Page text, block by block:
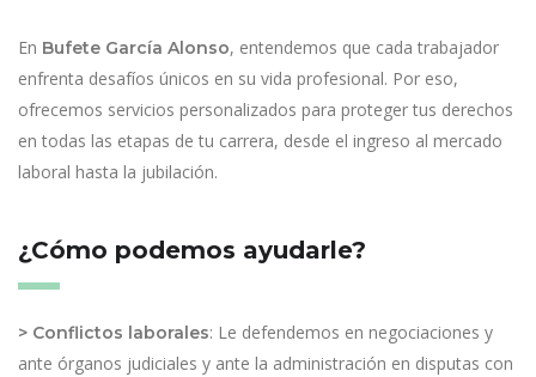
En Bufete García Alonso, entendemos que cada trabajador
enfrenta desafíos únicos en su vida profesional. Por eso,
ofrecemos servicios personalizados para proteger tus derechos
en todas las etapas de tu carrera, desde el ingreso al mercado
laboral hasta la jubilación.
¿Cómo podemos ayudarle?
> Conflictos laborales: Le defendemos en negociaciones y
ante órganos judiciales y ante la administración en disputas con